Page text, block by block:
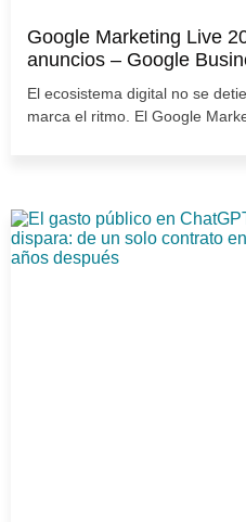
Google Marketing Live
anuncios – Google
El ecosistema digital no se
marca el ritmo. El Google